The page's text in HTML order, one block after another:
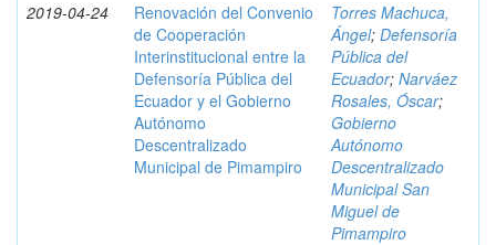
2019-04-24
Renovación del Convenio
de Cooperación
Interinstitucional entre la
Defensoría Pública del
Ecuador y el Gobierno
Autónomo
Descentralizado
Municipal de Pimampiro
Torres Machuca,
Ángel; Defensoría
Pública del
Ecuador; Narváez
Rosales, Óscar;
Gobierno
Autónomo
Descentralizado
Municipal San
Miguel de
Pimampiro